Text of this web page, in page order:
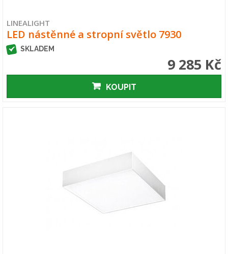
LINEALIGHT
LED nástěnné a stropní světlo 7930
SKLADEM
9 285 Kč
KOUPIT